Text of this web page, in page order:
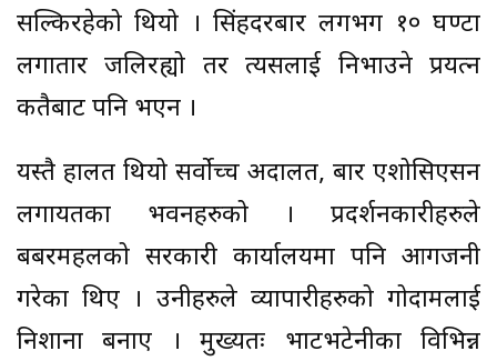
सल्किरहेको थियो । सिंहदरबार लगभग १० घण्टा
लगातार जलिरह्यो तर त्यसलाई निभाउने प्रयत्न
कतैबाट पनि भएन ।
यस्तै हालत थियो सर्वोच्च अदालत, बार एशोसिएसन
लगायतका भवनहरुको । प्रदर्शनकारीहरुले
बबरमहलको सरकारी कार्यालयमा पनि आगजनी
गरेका थिए । उनीहरुले व्यापारीहरुको गोदामलाई
निशाना बनाए । मुख्यतः भाटभटेनीका विभिन्न